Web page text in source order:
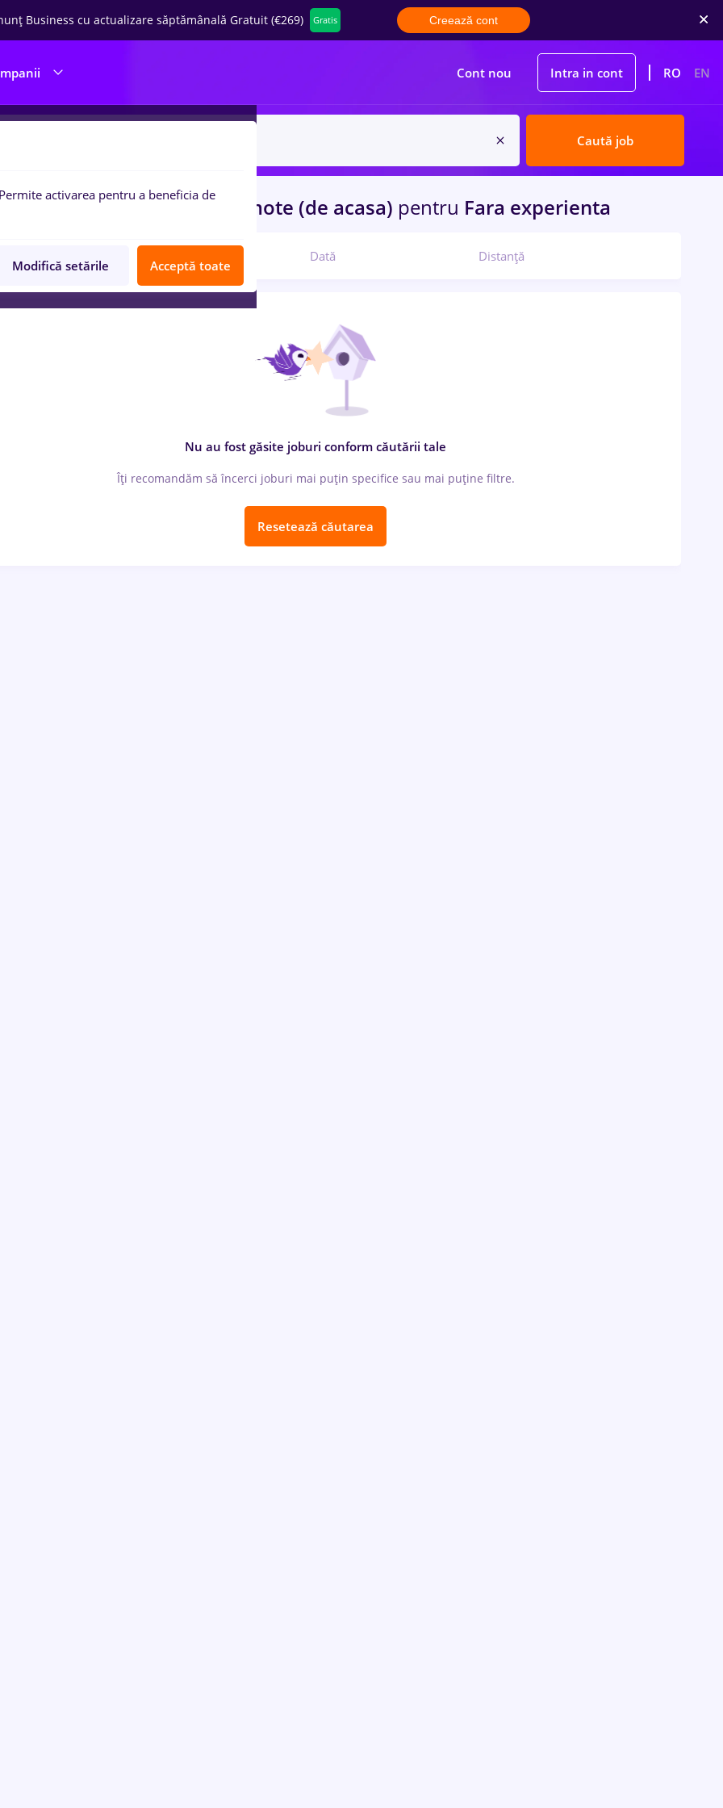
Business cu actualizare săptămânală Gratuit (€269) Gratis Creează cont
Cont nou Intra in cont RO EN
Caută job
de muncaprotocolin Remote (de acasa) pentru Fara experienta
Dată Distanță
Nu au fost găsite joburi conform căutării tale
Îți recomandăm să încerci joburi mai puțin specifice sau mai puține filtre.
Resetează căutarea
Permite activarea pentru a beneficia de
Modifică setările Acceptă toate